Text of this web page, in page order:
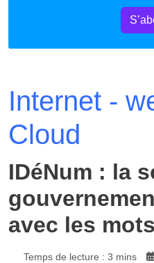
Internet -
Cloud
IDéNum : la
avec les
Temps de lecture : 3 mins